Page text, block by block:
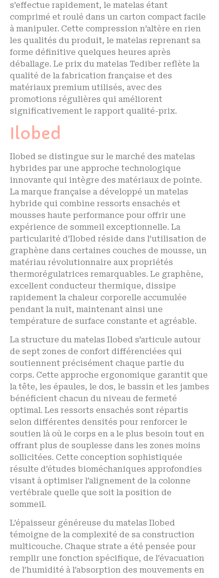
s’effectue rapidement, le matelas étant
comprimé et roulé dans un carton compact facile
à manipuler. Cette compression n’altère en rien
les qualités du produit, le matelas reprenant sa
forme définitive quelques heures après
déballage. Le prix du matelas Tediber reflète la
qualité de la fabrication française et des
matériaux premium utilisés, avec des
promotions régulières qui améliorent
significativement le rapport qualité-prix.
Ilobed
Ilobed se distingue sur le marché des matelas
hybrides par une approche technologique
innovante qui intègre des matériaux de pointe.
La marque française a développé un matelas
hybride qui combine ressorts ensachés et
mousses haute performance pour offrir une
expérience de sommeil exceptionnelle. La
particularité d’Ilobed réside dans l’utilisation de
graphène dans certaines couches de mousse, un
matériau révolutionnaire aux propriétés
thermorégulatrices remarquables. Le graphène,
excellent conducteur thermique, dissipe
rapidement la chaleur corporelle accumulée
pendant la nuit, maintenant ainsi une
température de surface constante et agréable.
La structure du matelas Ilobed s’articule autour
de sept zones de confort différenciées qui
soutiennent précisément chaque partie du
corps. Cette approche ergonomique garantit que
la tête, les épaules, le dos, le bassin et les jambes
bénéficient chacun du niveau de fermeté
optimal. Les ressorts ensachés sont répartis
selon différentes densités pour renforcer le
soutien là où le corps en a le plus besoin tout en
offrant plus de souplesse dans les zones moins
sollicitées. Cette conception sophistiquée
résulte d’études bioméchaniques approfondies
visant à optimiser l’alignement de la colonne
vertébrale quelle que soit la position de
sommeil.
L’épaisseur généreuse du matelas Ilobed
témoigne de la complexité de sa construction
multicouche. Chaque strate a été pensée pour
remplir une fonction spécifique, de l’évacuation
de l’humidité à l’absorption des mouvements en